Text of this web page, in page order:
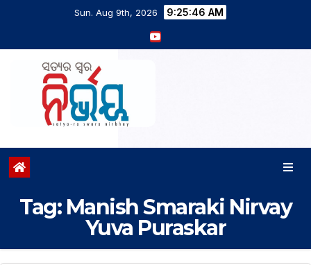
Sun. Aug 9th, 2026 9:25:46 AM
Tag: Manish Smaraki Nirvay
Yuva Puraskar